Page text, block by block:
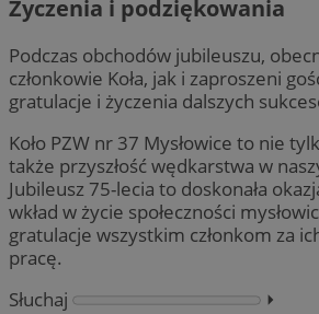
Życzenia i podziękowania
Podczas obchodów jubileuszu,
członkowie Koła, jak i zaproszeni
gratulacje i życzenia dalszych
Koło PZW nr 37 Mysłowice to nie
także przyszłość wędkarstwa w
Jubileusz 75-lecia to doskonała
wkład w życie społeczności
gratulacje wszystkim członkom za
pracę.
Słuchaj
⏵︎